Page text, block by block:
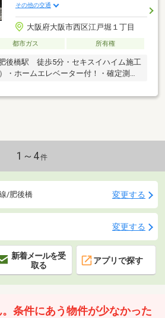
その他の交通
大阪府大阪市西区江戸堀１丁目
都市ガス 所有権
後橋駅 徒歩5分・セキスイハイム施工
・ホームエレベーター付！・確定測量
1～4件
/肥後橋 変更する
変更する
新着メールを受
取る
アプリで探す
条件にあう物件が少なかった